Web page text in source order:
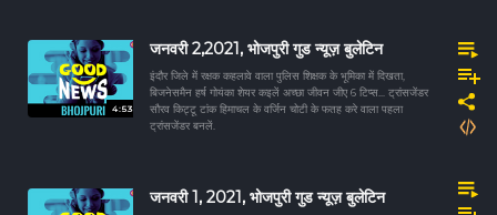
4:53
जनवरी 2,2021, भोजपुरी गुड न्यूज़ बुलेटिन
इंदौर जिले में रक्षक कहलावे वाला पुलिस शिक्षक के भूमिका में दिखता,
बिजनेसमैन हर्ष गोयंका शेयर कइलें अच्छा जीवन जीए 6 टिप्स... ट्रांसजेंडर
सौरव किट्टू टांक हिमाचल के वर्जिन चोटी के फतह करे वाला पहला
ट्रांसजेंडर बनलें.
जनवरी 1, 2021, भोजपुरी गुड न्यूज़ बुलेटिन